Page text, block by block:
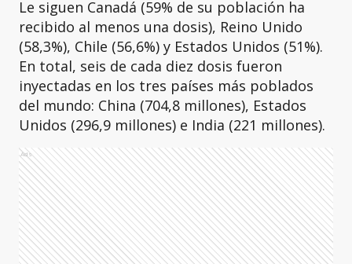
Le siguen Canadá (59% de su población ha
recibido al menos una dosis), Reino Unido
(58,3%), Chile (56,6%) y Estados Unidos (51%).
En total, seis de cada diez dosis fueron
inyectadas en los tres países más poblados
del mundo: China (704,8 millones), Estados
Unidos (296,9 millones) e India (221 millones).
Ads